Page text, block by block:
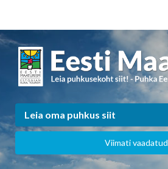
Viimati vaadatud